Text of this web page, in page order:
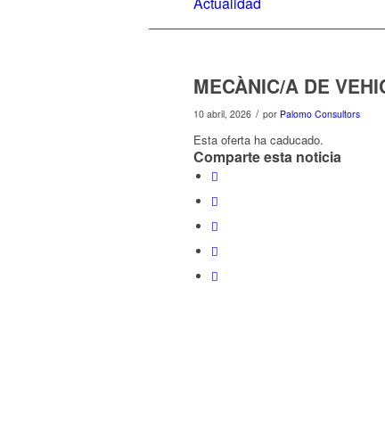
MECÀNIC/A DE
10 abril, 2026 / por Palomo Consultors
Esta oferta ha caducado.
Comparte esta noticia